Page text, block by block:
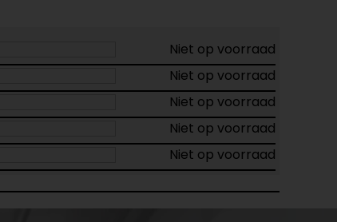
Niet op voorraad
Niet op voorraad
Niet op voorraad
Niet op voorraad
Niet op voorraad